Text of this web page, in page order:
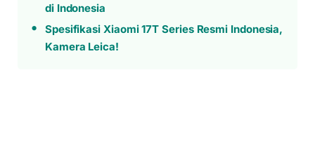
di Indonesia
Spesifikasi Xiaomi 17T Series Resmi Indonesia,
Kamera Leica!